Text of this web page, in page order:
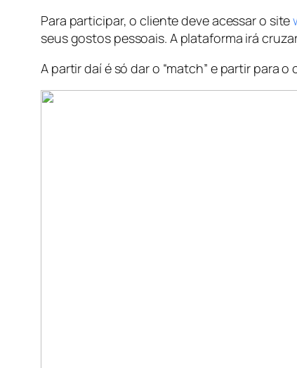
Para participar, o cliente deve acessar o site
seus gostos pessoais. A plataforma irá
A partir daí é só dar o “match” e partir para